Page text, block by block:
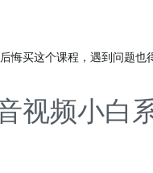
悔买这个课程，遇到问题也
视频小白